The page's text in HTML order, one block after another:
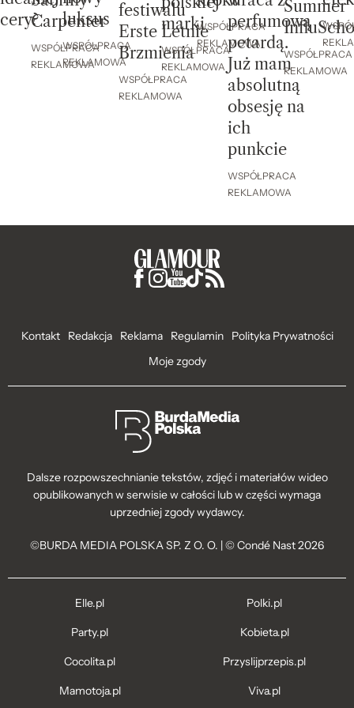
cery?Carpenter
WSPÓŁPRACA
REKLAMOWA
luksus
WSPÓŁPRACA
REKLAMOWA
festiwalu
Erste Letnie
Brzmienia
WSPÓŁPRACA
REKLAMOWA
marki
WSPÓŁPRACA
REKLAMOWA
WSPÓŁPRACA
REKLAMOWA
perfumową
petardą.
Już mam
absolutną
obsesję na
ich
punkcie
WSPÓŁPRACA
REKLAMOWA
Summer
WSPÓŁPRACA
REKLAMOWA
Kontakt Redakcja Reklama Regulamin
Polityka Prywatności
Moje zgody
Dalsze rozpowszechnianie tekstów, zdjęć i materiałów wideo
opublikowanych w serwisie w całości lub w części wymaga
uprzedniej zgody wydawcy.
©BURDA MEDIA POLSKA SP. Z O. O. | © Condé Nast 2026
Elle.pl
Party.pl
Cocolita.pl
Mamotoja.pl
Polki.pl
Kobieta.pl
Przyslijprzepis.pl
Viva.pl